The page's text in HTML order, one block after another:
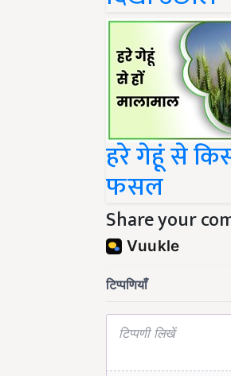
हरे गेहूं से
फसल
Share your